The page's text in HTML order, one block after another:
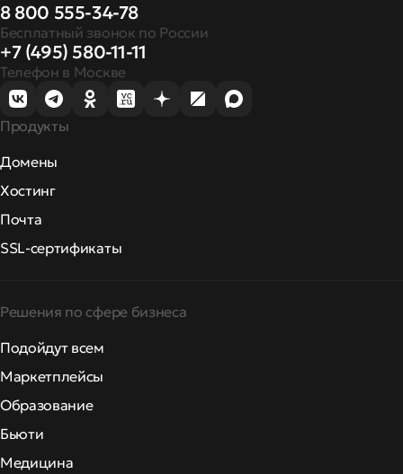
8 800 555-34-78
Бесплатный звонок по России
+7 (495) 580-11-11
Телефон в Москве
Продукты
Домены
Хостинг
Почта
SSL-сертификаты
Решения по сфере бизнеса
Подойдут всем
Маркетплейсы
Образование
Бьюти
Медицина